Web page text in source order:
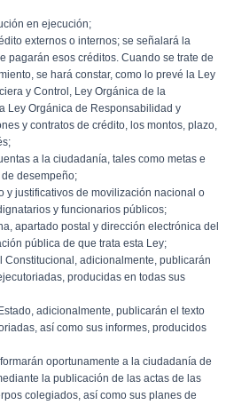
en ejecución;
externos o internos; se señalará la
pagarán esos créditos. Cuando se trate de
se hará constar, como lo prevé la Ley
y Control, Ley Orgánica de la
Ley Orgánica de Responsabilidad y
y contratos de crédito, los montos, plazo,
a la ciudadanía, tales como metas e
desempeño;
y justificativos de movilización nacional o
y funcionarios públicos;
apartado postal y dirección electrónica del
pública de que trata esta Ley;
Constitucional, adicionalmente, publicarán
producidas en todas sus
adicionalmente, publicarán el texto
así como sus informes, producidos
oportunamente a la ciudadanía de
la publicación de las actas de las
colegiados, así como sus planes de